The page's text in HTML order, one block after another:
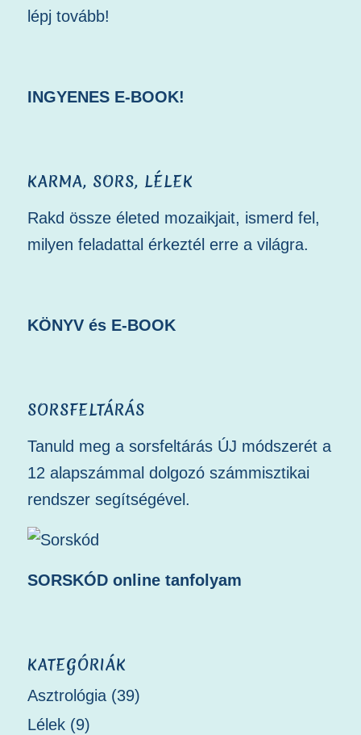
lépj tovább!
INGYENES E-BOOK!
KARMA, SORS, LÉLEK
Rakd össze életed mozaikjait, ismerd fel,
milyen feladattal érkeztél erre a világra.
KÖNYV és E-BOOK
SORSFELTÁRÁS
Tanuld meg a sorsfeltárás ÚJ módszerét a
12 alapszámmal dolgozó számmisztikai
rendszer segítségével.
SORSKÓD online tanfolyam
KATEGÓRIÁK
Asztrológia(39)
Lélek(9)